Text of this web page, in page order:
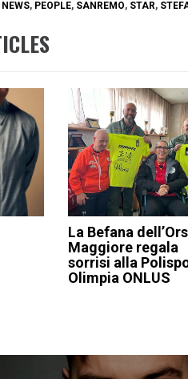
NEWS, PEOPLE, SANREMO, STAR,
La Befana
Maggiore regala
sorrisi alla
Olimpia ONLUS